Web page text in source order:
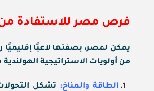
فرص مصر للاستفادة من
يمكن لمصر، بصفتها لاعبًا إقليميًا
من أولويات الاستراتيجية
الطاقة والمناخ: تشكل